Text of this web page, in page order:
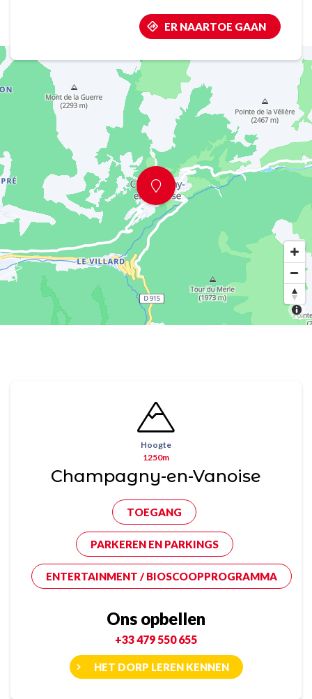
ER NAARTOE GAAN
Hoogte
1250m
Champagny-en-Vanoise
TOEGANG
PARKEREN EN PARKINGS
ENTERTAINMENT / BIOSCOOPPROGRAMMA
Ons opbellen
+33 479 550 655
HET DORP LEREN KENNEN